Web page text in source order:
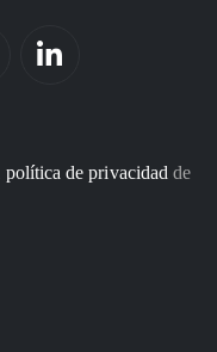
política de privacidad de